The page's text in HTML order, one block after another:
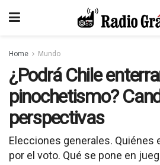
Home Mundo
¿Podrá Chile
pinochetismo?
perspectivas
Elecciones generales. Quiénes
por el voto. Qué se pone en